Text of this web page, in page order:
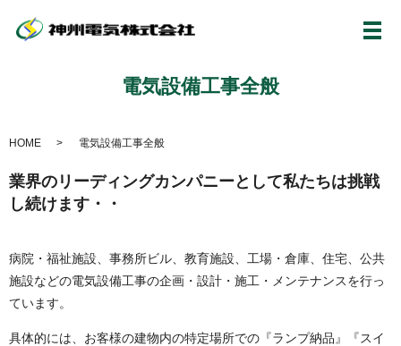
メ
電気設備工事全般
HOME 電気設備工事全般
業界のリーディングカンパニーとして私たちは挑戦
し続けます・・
病院・福祉施設、事務所ビル、教育施設、工場・倉庫、住宅、公共
施設などの電気設備工事の企画・設計・施工・メンテナンスを行っ
ています。
具体的には、お客様の建物内の特定場所での『ランプ納品』『スイ